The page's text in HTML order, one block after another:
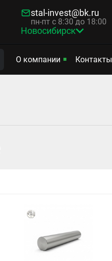
stal-invest@bk.ru
пн-пт с 8:30 до 18:00
Новосибирск
О компании Контакты